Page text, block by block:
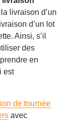
livraison d’un
d’un lot
Ainsi, s’il
des
en
est
de tournée
avec